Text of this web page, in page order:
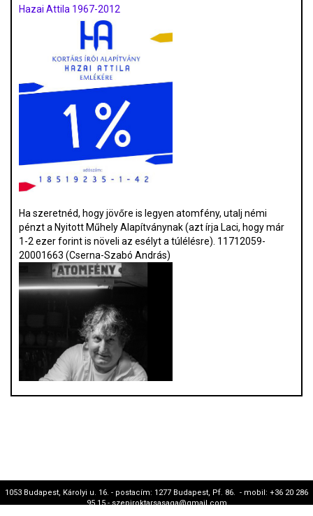
Hazai Attila 1967-2012
Ha szeretnéd, hogy jövőre is legyen atomfény, utalj némi
pénzt a Nyitott Műhely Alapítványnak (azt írja Laci, hogy már
1-2 ezer forint is növeli az esélyt a túlélésre). 11712059-
20001663 (Cserna-Szabó András)
1053 Budapest, Károlyi u. 16. - postacím: 1277 Budapest, Pf. 86. - mobil: +36 20 286
95 15 - szepiroktarsasaga@gmail.com